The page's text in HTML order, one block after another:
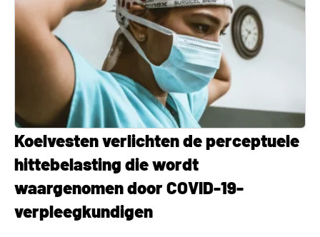
Koelvesten verlichten de perceptuele
hittebelasting die wordt
waargenomen door COVID-19-
verpleegkundigen